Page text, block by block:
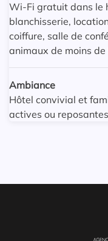
Wi-Fi gratuit dans le
blanchisserie,
coiffure, salle de
animaux de moins
Ambiance
Hôtel convivial et
actives ou